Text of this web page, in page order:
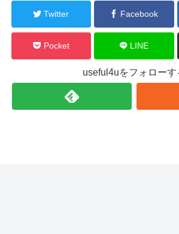
Twitter Facebook
Pocket LINE
useful4uをフォローす